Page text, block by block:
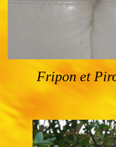
Fripon et